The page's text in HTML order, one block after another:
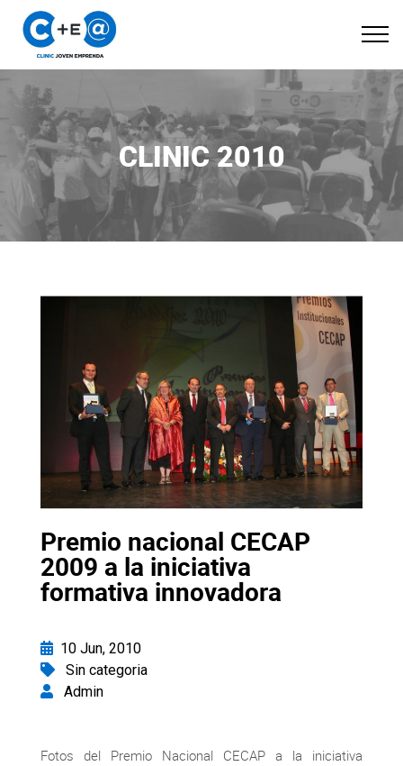
CLINIC 2010
Premio nacional CECAP
2009 a la iniciativa
formativa innovadora
10 Jun, 2010
Sin categoria
Admin
Fotos del Premio Nacional CECAP a la iniciativa